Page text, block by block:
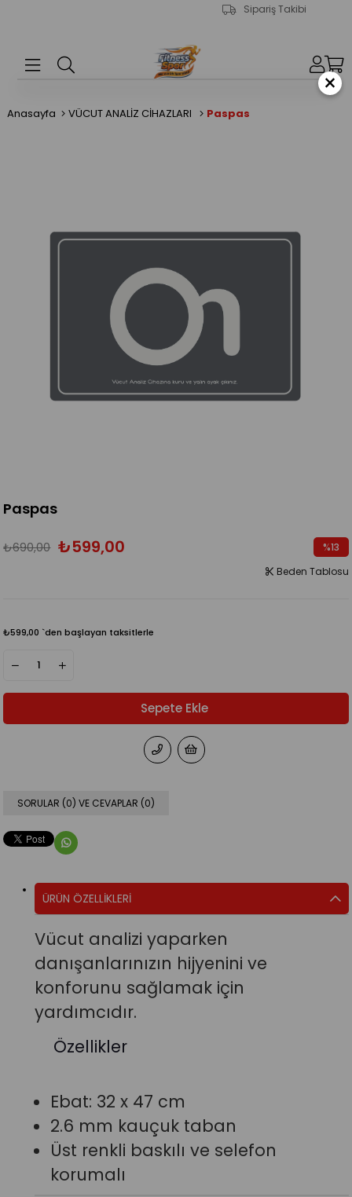
Sipariş Takibi
Anasayfa VÜCUT ANALİZ CİHAZLARI Paspas
Paspas
₺690,00 ₺599,00 %13
İndirim
Beden Tablosu
₺599,00 `den başlayan taksitlerle
SORULAR (0) VE CEVAPLAR (0)
ÜRÜN ÖZELLIKLERI
Vücut analizi yaparken
danışanlarınızın hijyenini ve
konforunu sağlamak için
yardımcıdır.
Özellikler
Ebat: 32 x 47 cm
2.6 mm kauçuk taban
Üst renkli baskılı ve selefon
korumalı
×